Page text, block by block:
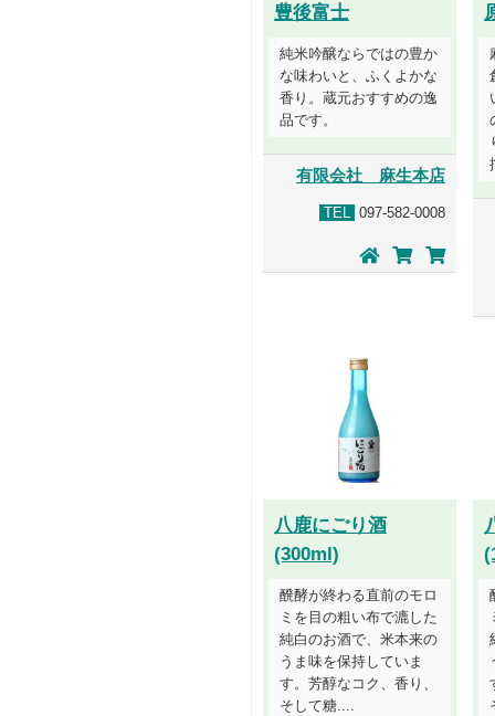
豊後富士
純米吟醸ならではの豊か
な味わいと、ふくよかな
香り。蔵元おすすめの逸
品です。
有限会社 麻生本店
TEL 097-582-0008
八鹿にごり酒
(300ml)
醗酵が終わる直前のモロ
ミを目の粗い布で漉した
純白のお酒で、米本来の
うま味を保持していま
す。芳醇なコク、香り、
そして糖....